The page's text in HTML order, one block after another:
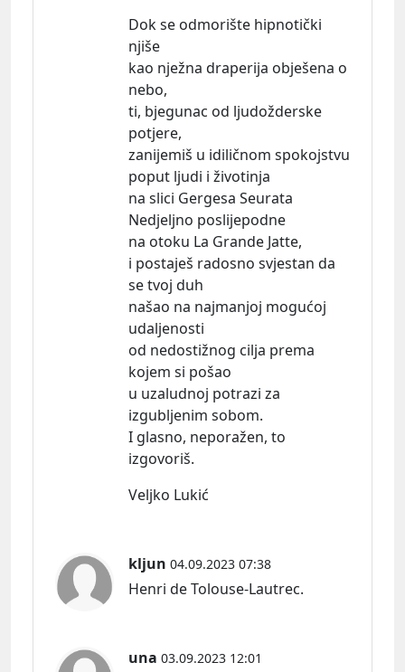
Dok se odmorište hipnotički
njiše
kao nježna draperija obješena o
nebo,
ti, bjegunac od ljudožderske
potjere,
zanijemiš u idiličnom spokojstvu
poput ljudi i životinja
na slici Gergesa Seurata
Nedjeljno poslijepodne
na otoku La Grande Jatte,
i postaješ radosno svjestan da
se tvoj duh
našao na najmanjoj mogućoj
udaljenosti
od nedostižnog cilja prema
kojem si pošao
u uzaludnoj potrazi za
izgubljenim sobom.
I glasno, neporažen, to
izgovoriš.
Veljko Lukić
kljun 04.09.2023 07:38
Henri de Tolouse-Lautrec.
una 03.09.2023 12:01